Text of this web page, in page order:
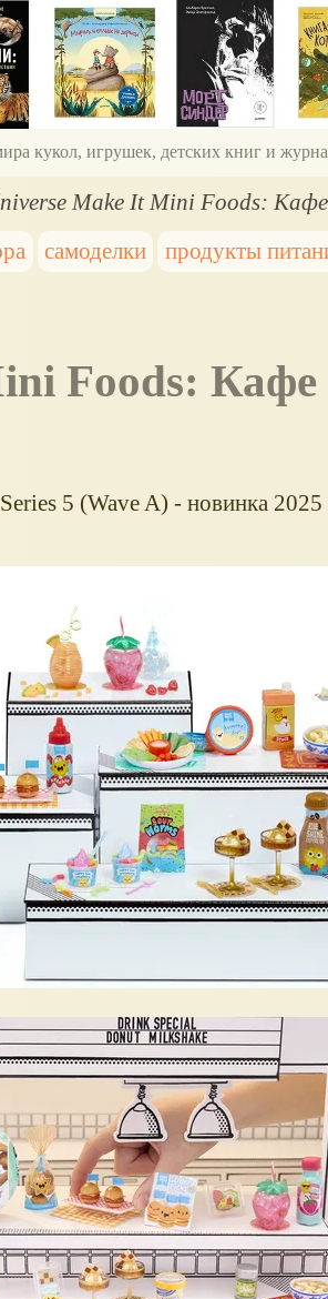
кукол, игрушек, детских книг и
Make It Mini Foods: Кафе
самоделки продукты
5 (Wave A) - новинка 2025